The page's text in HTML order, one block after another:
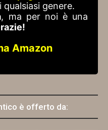
genere.
, ma per noi è una
Amazon
è offerto da: